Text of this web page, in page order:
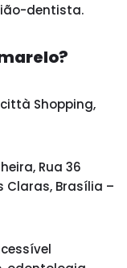
dentista.
Shopping,
Rua 36
Claras, Brasília –